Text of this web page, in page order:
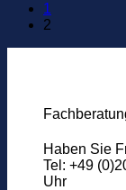
1
2
Haben Sie
Tel: +49
Uhr